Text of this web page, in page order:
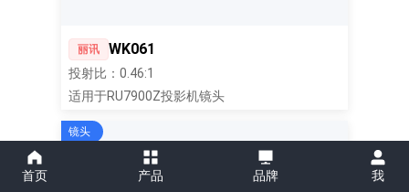
丽讯 WK061
投射比：0.46:1
适用于RU7900Z投影机镜头
镜头
首页 产品 品牌 我